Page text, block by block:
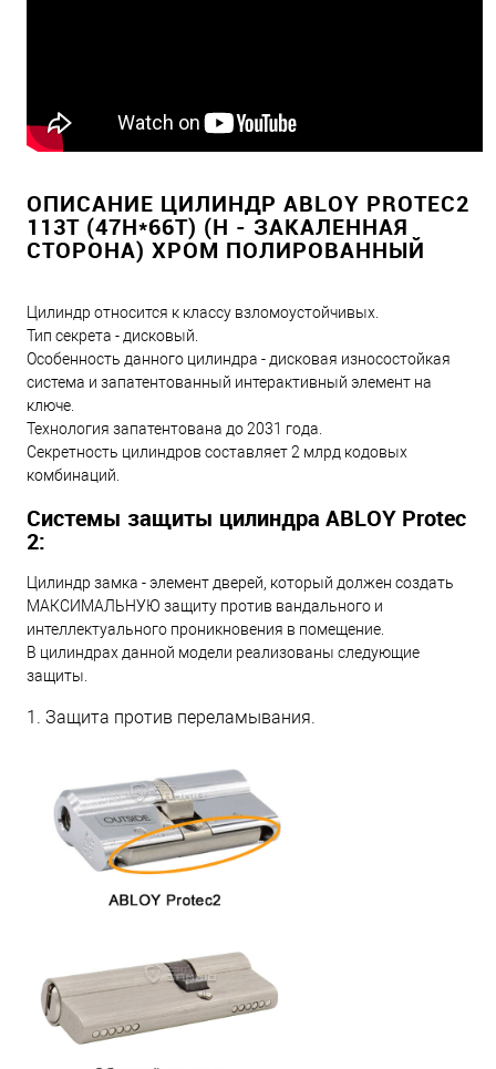
ОПИСАНИЕ ЦИЛИНДР ABLOY PROTEC2
113T (47H*66T) (H - ЗАКАЛЕННАЯ
СТОРОНА) ХРОМ ПОЛИРОВАННЫЙ
Цилиндр относится к классу взломоустойчивых.
Тип секрета - дисковый.
Особенность данного цилиндра - дисковая износостойкая
система и запатентованный интерактивный элемент на
ключе.
Технология запатентована до 2031 года.
Секретность цилиндров составляет 2 млрд кодовых
комбинаций.
Системы защиты цилиндра ABLOY Protec
2:
Цилиндр замка - элемент дверей, который должен создать
МАКСИМАЛЬНУЮ защиту против вандального и
интеллектуального проникновения в помещение.
В цилиндрах данной модели реализованы следующие
защиты.
1. Защита против переламывания.